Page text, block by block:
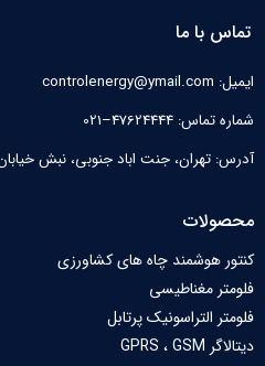
تماس با ما
ایمیل: controlenergy@ymail.com
شماره تماس: 47624444–021
آدرس: تهران، جنت اباد جنوبی، نبش خیابان
محصولات
کنتور هوشمند چاه های کشاورزی
فلومتر مغناطیسی
فلومتر التراسونیک پرتابل
دیتالاگر GPRS ، GSM